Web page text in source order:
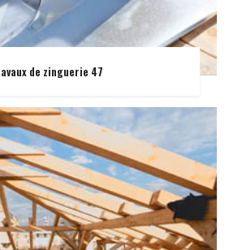
de zinguerie 47